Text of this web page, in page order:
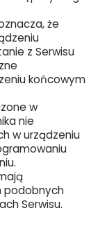
że
z Serwisu
końcowym
w
nie
w urządzeniu
podobnych
Serwisu.